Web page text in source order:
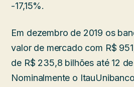
-17,15%.
Em dezembro de 2019 os
valor de mercado com R$
de R$ 235,8 bilhões até 12
Nominalmente o